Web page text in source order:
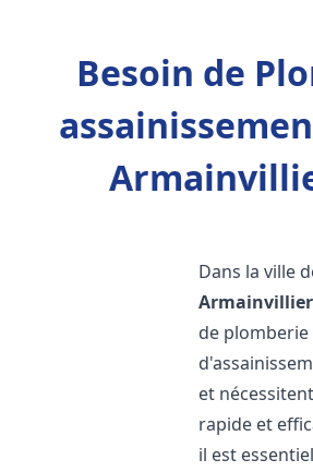
Besoin de
Dans la ville
de plomberie
et
rapide et
il est